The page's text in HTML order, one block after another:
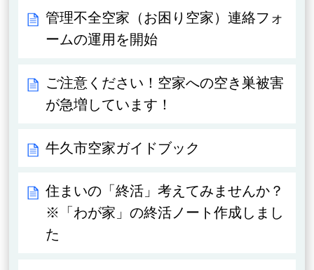
管理不全空家（お困り空家）連絡フォ
ームの運用を開始
ご注意ください！空家への空き巣被害
が急増しています！
牛久市空家ガイドブック
住まいの「終活」考えてみませんか？
※「わが家」の終活ノート作成しまし
た